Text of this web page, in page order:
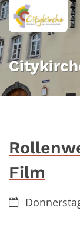
Zum Inhalt
Film
Datum: